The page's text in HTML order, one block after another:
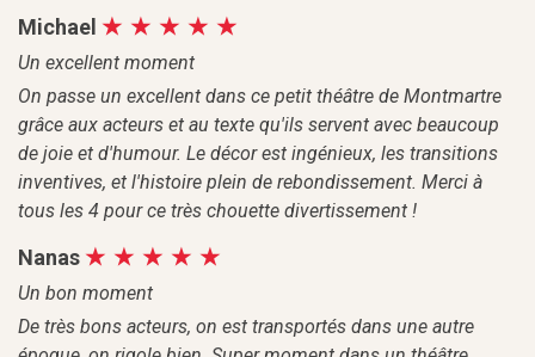
Michael
Un excellent moment
On passe un excellent dans ce petit théâtre de Montmartre
grâce aux acteurs et au texte qu'ils servent avec beaucoup
de joie et d'humour. Le décor est ingénieux, les transitions
inventives, et l'histoire plein de rebondissement. Merci à
tous les 4 pour ce très chouette divertissement !
Nanas
Un bon moment
De très bons acteurs, on est transportés dans une autre